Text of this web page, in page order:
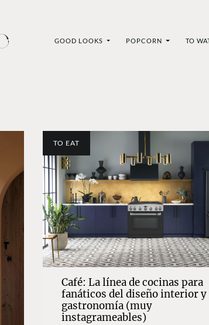
GOOD LOOKS POPCORN TO
TO EAT
Café: La línea de cocinas para
fanáticos del diseño interior y
gastronomía (muy
instagrameables)